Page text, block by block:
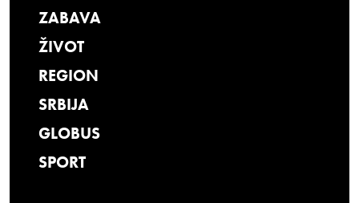
ZABAVA
ŽIVOT
REGION
SRBIJA
GLOBUS
SPORT